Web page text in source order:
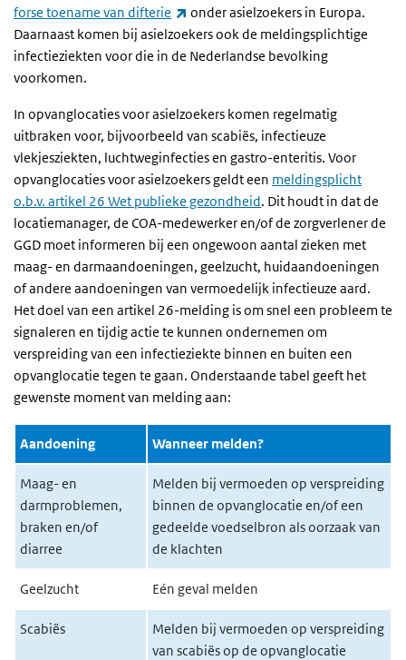
forse toename van difterie
(externe link)
onder asielzoekers in Europa.
Daarnaast komen bij asielzoekers ook de meldingsplichtige
infectieziekten voor die in de Nederlandse bevolking
voorkomen.
In opvanglocaties voor asielzoekers komen regelmatig
uitbraken voor, bijvoorbeeld van scabiës, infectieuze
vlekjesziekten, luchtweginfecties en gastro-enteritis. Voor
opvanglocaties voor asielzoekers geldt een meldingsplicht
o.b.v. artikel 26 Wet publieke gezondheid. Dit houdt in dat de
locatiemanager, de COA-medewerker en/of de zorgverlener de
GGD moet informeren bij een ongewoon aantal zieken met
maag- en darmaandoeningen, geelzucht, huidaandoeningen
of andere aandoeningen van vermoedelijk infectieuze aard.
Het doel van een artikel 26-melding is om snel een probleem te
signaleren en tijdig actie te kunnen ondernemen om
verspreiding van een infectieziekte binnen en buiten een
opvanglocatie tegen te gaan. Onderstaande tabel geeft het
gewenste moment van melding aan:
Aandoening Wanneer melden?
Maag- en
darmproblemen,
braken en/of
diarree
Melden bij vermoeden op verspreiding
binnen de opvanglocatie en/of een
gedeelde voedselbron als oorzaak van
de klachten
Geelzucht Eén geval melden
Scabiës
Melden bij vermoeden op verspreiding
van scabiës op de opvanglocatie